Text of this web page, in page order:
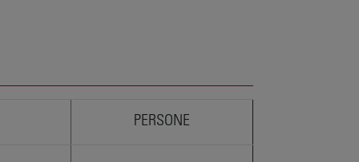
PERSONE